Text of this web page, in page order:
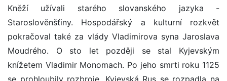
Kněží užívali starého slovanského jazyka -
Staroslověnšťiny. Hospodářský a kulturní rozkvět
pokračoval také za vlády Vladimirova syna Jaroslava
Moudrého. O sto let později se stal Kyjevským
knížetem Vladimir Monomach. Po jeho smrti roku 1125